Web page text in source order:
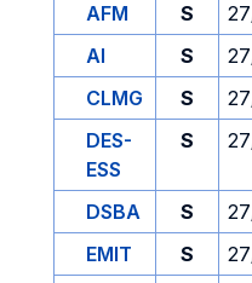
AFM
S
AI
S
CLMG
S
DES-
ESS
S
DSBA S
EMIT
S